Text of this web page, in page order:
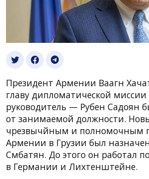
Президент Армении Ваагн
главу дипломатической миссии
руководитель — Рубен Садоян
от занимаемой должности.
чрезвычйным и полномочным
Армении в Грузии был
Смбатян. До этого он работал
в Германии и Лихтенштейне.